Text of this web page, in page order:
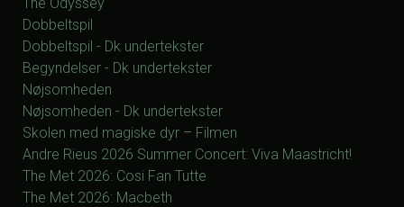
Dobbeltspil
Dobbeltspil - Dk undertekster
Begyndelser - Dk undertekster
Nøjsomheden
Nøjsomheden - Dk undertekster
Skolen med magiske dyr – Filmen
Andre Rieus 2026 Summer Concert: Viva Maastricht!
The Met 2026: Cosi Fan Tutte
The Met 2026: Macbeth